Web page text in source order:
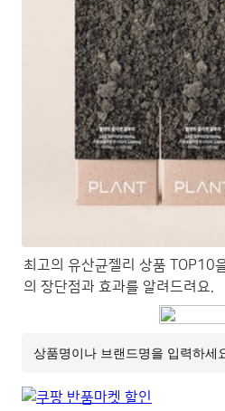
최고의 유산균젤리 상품 TOP10
의 장단점과 효과를 알려드려요.